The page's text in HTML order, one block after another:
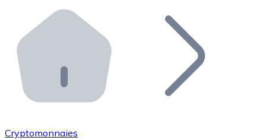
Distributeurs automatiques Bitnovo
Intégrez un ATM Bitnovo dans votre entreprise et
API Bitnovo
Intégrez notre API dans votre écosystème.
Rejoignez notre réseau de distributeurs et
Cryptomonnaies